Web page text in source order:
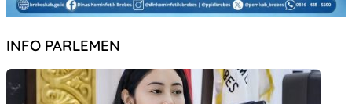
INFO PARLEMEN